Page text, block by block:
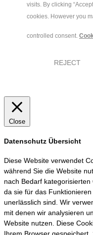
visits. By clicking
cookies. However you
controlled consent.
REJECT
Close
Datenschutz Übersicht
Diese Website verwendet
während Sie die Website
nach Bedarf
da sie für das
unerlässlich sind. Wir
mit denen wir analysieren
Website nutzen. Diese